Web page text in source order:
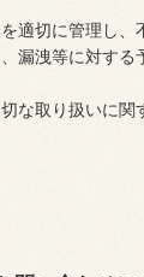
適切に管理し、
漏洩等に対する
な取り扱いに関